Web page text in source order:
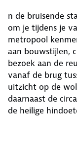
n de bruisende
om je tijdens je
metropool
aan bouwstijlen,
bezoek aan de
vanaf de brug
uitzicht op de
daarnaast de
de heilige